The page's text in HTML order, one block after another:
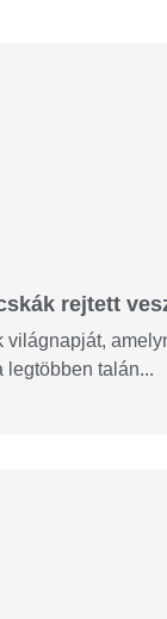
rejtett
legtöbben talán...